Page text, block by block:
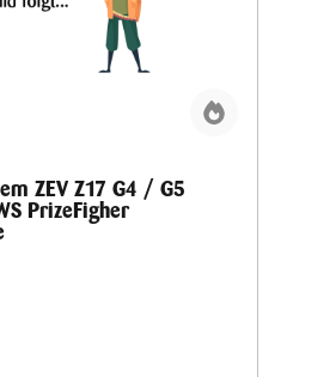
ZEV Z17 G4 / G5
PrizeFigher